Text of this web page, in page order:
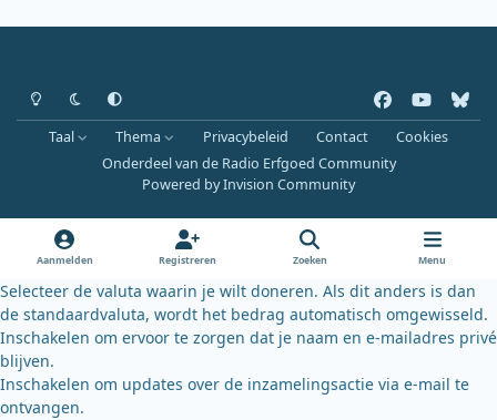
Heldere modus
Donkere modus
Systeemvoorkeur
a
c
e
k
o
u
b
l
u
k
y
Taal Thema Privacybeleid Contact
Cookies
Onderdeel van de Radio Erfgoed Community
Powered byInvision Community
Aanmelden Registreren Zoeken Menu
Selecteer de valuta waarin je wilt doneren. Als dit anders is dan
de standaardvaluta, wordt het bedrag automatisch omgewisseld.
Inschakelen om ervoor te zorgen dat je naam en e-mailadres privé
blijven.
Inschakelen om updates over de inzamelingsactie via e-mail te
ontvangen.